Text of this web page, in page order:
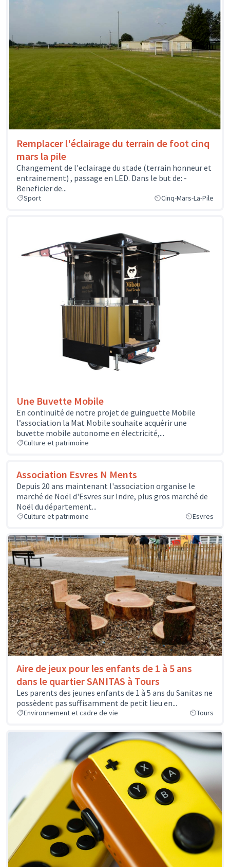
Remplacer l'éclairage du terrain de foot cinq
mars la pile
Changement de l'eclairage du stade (terrain honneur et
entrainement) , passage en LED. Dans le but de: -
Beneficier de...
Sport Cinq-Mars-La-Pile
Une Buvette Mobile
En continuité de notre projet de guinguette Mobile
l’association la Mat Mobile souhaite acquérir une
buvette mobile autonome en électricité,...
Culture et patrimoine
Association Esvres N Ments
Depuis 20 ans maintenant l'association organise le
marché de Noël d'Esvres sur Indre, plus gros marché de
Noël du département...
Culture et patrimoine Esvres
Aire de jeux pour les enfants de 1 à 5 ans
dans le quartier SANITAS à Tours
Les parents des jeunes enfants de 1 à 5 ans du Sanitas ne
possèdent pas suffisamment de petit lieu en...
Environnement et cadre de vie Tours